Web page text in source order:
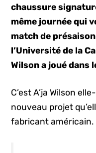
chaussure
même journée qui
match de
l’Université de la
Wilson a joué dans
C’est A’ja Wilson
nouveau projet
fabricant américain.